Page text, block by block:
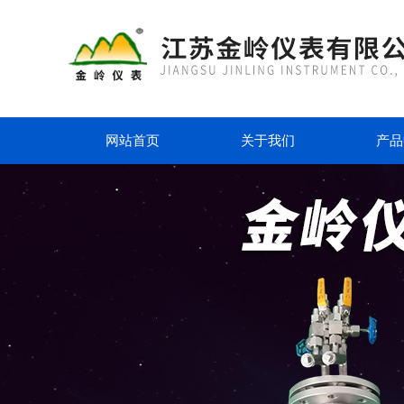
网站首页 关于我们 产